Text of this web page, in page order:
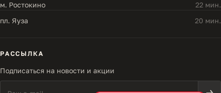
м. Ростокино
22 мин.
пл. Яуза
20 мин.
РАССЫЛКА
Подписаться на новости и акции